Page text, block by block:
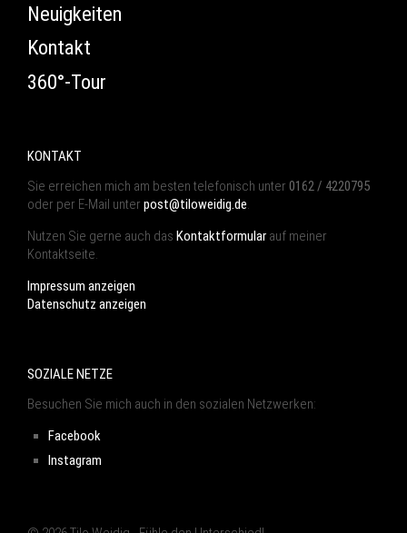
Neuigkeiten
Kontakt
360°-Tour
KONTAKT
Sie erreichen mich am besten telefonisch unter 0162 / 4220795
oder per E-Mail unter post@tiloweidig.de.
Nutzen Sie gerne auch das Kontaktformular auf meiner
Kontaktseite.
Impressum anzeigen
Datenschutz anzeigen
SOZIALE NETZE
Besuchen Sie mich auch in den sozialen Netzwerken:
Facebook
Instagram